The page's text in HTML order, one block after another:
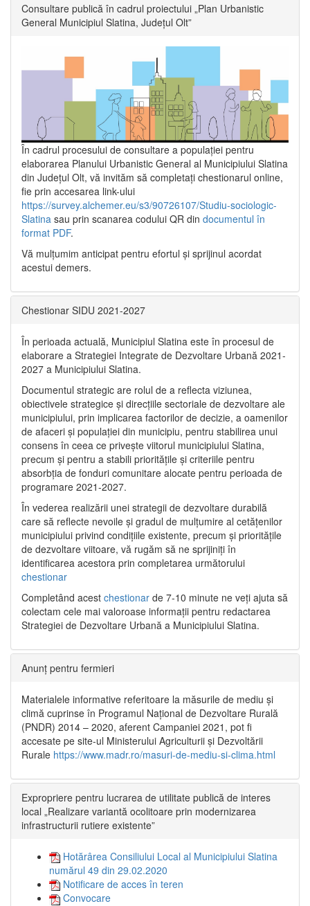
Consultare publică în cadrul proiectului „Plan Urbanistic
General Municipiul Slatina, Județul Olt”
În cadrul procesului de consultare a populaţiei pentru
elaborarea Planului Urbanistic General al Municipiului Slatina
din Județul Olt, vă invităm să completați chestionarul online,
fie prin accesarea link-ului
https://survey.alchemer.eu/s3/90726107/Studiu-sociologic-
Slatina sau prin scanarea codului QR din documentul în
format PDF.
Vă mulţumim anticipat pentru efortul şi sprijinul acordat
acestui demers.
Chestionar SIDU 2021-2027
În perioada actuală, Municipiul Slatina este în procesul de
elaborare a Strategiei Integrate de Dezvoltare Urbană 2021‐
2027 a Municipiului Slatina.
Documentul strategic are rolul de a reflecta viziunea,
obiectivele strategice și direcțiile sectoriale de dezvoltare ale
municipiului, prin implicarea factorilor de decizie, a oamenilor
de afaceri și populației din municipiu, pentru stabilirea unui
consens în ceea ce privește viitorul municipiului Slatina,
precum și pentru a stabili prioritățile și criteriile pentru
absorbția de fonduri comunitare alocate pentru perioada de
programare 2021-2027.
În vederea realizării unei strategii de dezvoltare durabilă
care să reflecte nevoile și gradul de mulțumire al cetățenilor
municipiului privind condițiile existente, precum și prioritățile
de dezvoltare viitoare, vă rugăm să ne sprijiniți în
identificarea acestora prin completarea următorului
chestionar
Completând acest chestionar de 7-10 minute ne veți ajuta să
colectam cele mai valoroase informații pentru redactarea
Strategiei de Dezvoltare Urbană a Municipiului Slatina.
Anunț pentru fermieri
Materialele informative referitoare la măsurile de mediu și
climă cuprinse în Programul Național de Dezvoltare Rurală
(PNDR) 2014 – 2020, aferent Campaniei 2021, pot fi
accesate pe site-ul Ministerului Agriculturii și Dezvoltării
Rurale https://www.madr.ro/masuri-de-mediu-si-clima.html
Expropriere pentru lucrarea de utilitate publică de interes
local „Realizare variantă ocolitoare prin modernizarea
infrastructurii rutiere existente”
Hotărârea Consiliului Local al Municipiului Slatina
numărul 49 din 29.02.2020
Notificare de acces în teren
Convocare